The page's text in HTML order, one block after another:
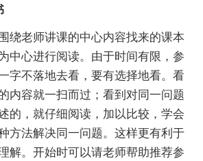
老师讲课的中心内容找来的课本
中心进行阅读。由于时间有限，参
字不落地去看，要有选择地看。看
内容就一扫而过；看到对同一问题
的，就仔细阅读，加以比较，学会
方法解决同一问题。这样更有利于
解。开始时可以请老师帮助推荐参